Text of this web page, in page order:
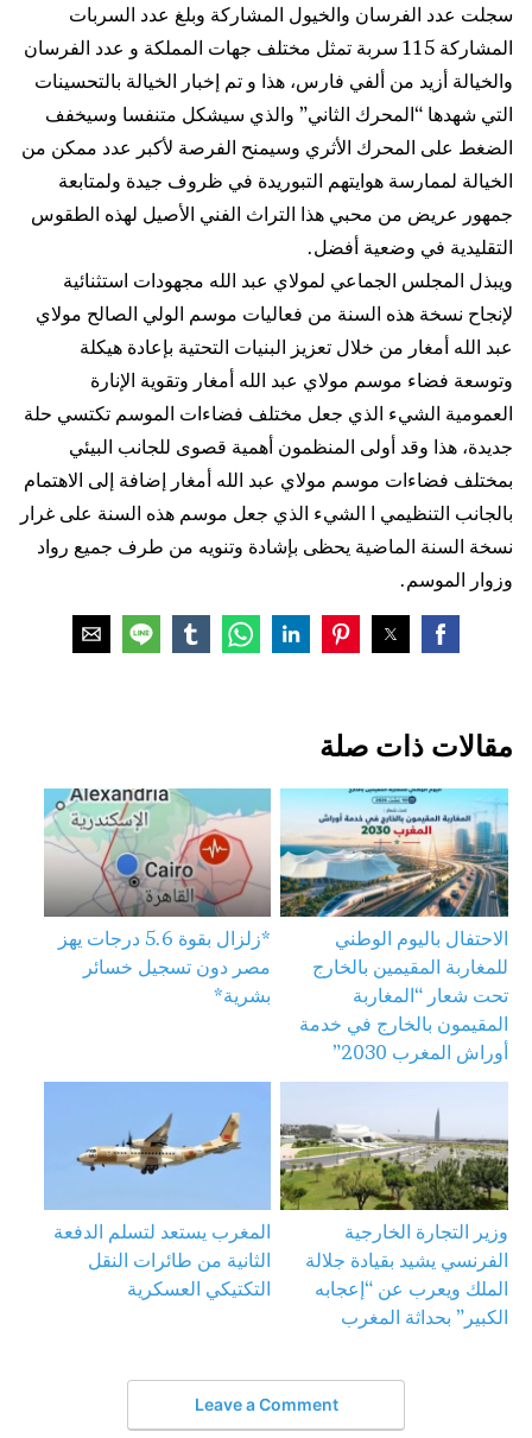
سجلت عدد الفرسان والخيول المشاركة وبلغ عدد السربات
المشاركة 115 سربة تمثل مختلف جهات المملكة و عدد الفرسان
والخيالة أزيد من ألفي فارس، هذا و تم إخبار الخيالة بالتحسينات
التي شهدها “المحرك الثاني” والذي سيشكل متنفسا وسيخفف
الضغط على المحرك الأثري وسيمنح الفرصة لأكبر عدد ممكن من
الخيالة لممارسة هوايتهم التبوريدة في ظروف جيدة ولمتابعة
جمهور عريض من محبي هذا التراث الفني الأصيل لهذه الطقوس
التقليدية في وضعية أفضل.
ويبذل المجلس الجماعي لمولاي عبد الله مجهودات استثنائية
لإنجاح نسخة هذه السنة من فعاليات موسم الولي الصالح مولاي
عبد الله أمغار من خلال تعزيز البنيات التحتية بإعادة هيكلة
وتوسعة فضاء موسم مولاي عبد الله أمغار وتقوية الإنارة
العمومية الشيء الذي جعل مختلف فضاءات الموسم تكتسي حلة
جديدة، هذا وقد أولى المنظمون أهمية قصوى للجانب البيئي
بمختلف فضاءات موسم مولاي عبد الله أمغار إضافة إلى الاهتمام
بالجانب التنظيمي ا الشيء الذي جعل موسم هذه السنة على غرار
نسخة السنة الماضية يحظى بإشادة وتنويه من طرف جميع رواد
وزوار الموسم.
مقالات ذات صلة
الاحتفال باليوم الوطني
للمغاربة المقيمين بالخارج
تحت شعار “المغاربة
المقيمون بالخارج في خدمة
أوراش المغرب 2030”
*زلزال بقوة 5.6 درجات يهز
مصر دون تسجيل خسائر
بشرية*
وزير التجارة الخارجية
الفرنسي يشيد بقيادة جلالة
الملك ويعرب عن “إعجابه
الكبير” بحداثة المغرب
المغرب يستعد لتسلم الدفعة
الثانية من طائرات النقل
التكتيكي العسكرية
Leave a Comment